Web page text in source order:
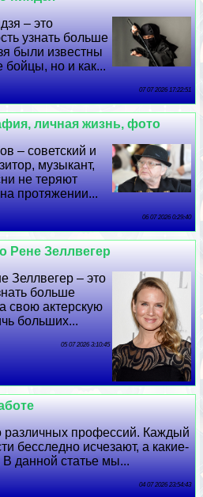
– это
узнать больше
были известны
бойцы, но и как...
07 07 2026 17:22:51
личная жизнь, фото
– советский и
музыкант,
не теряют
протяжении...
06 07 2026 0:29:40
Рене Зеллвегер
Зеллвегер – это
больше
свою актерскую
больших...
05 07 2026 3:10:45
различных профессий. Каждый
бесследно исчезают, а какие-
данной статье мы...
04 07 2026 23:54:43